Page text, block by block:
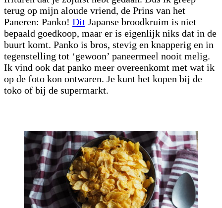
terug op mijn aloude vriend, de Prins van het
Paneren: Panko! Dit Japanse broodkruim is niet
bepaald goedkoop, maar er is eigenlijk niks dat in de
buurt komt. Panko is bros, stevig en knapperig en in
tegenstelling tot ‘gewoon’ paneermeel nooit melig.
Ik vind ook dat panko meer overeenkomt met wat ik
op de foto kon ontwaren. Je kunt het kopen bij de
toko of bij de supermarkt.